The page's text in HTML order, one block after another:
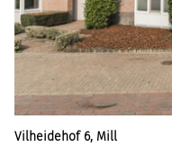
Vilheidehof 6, Mill